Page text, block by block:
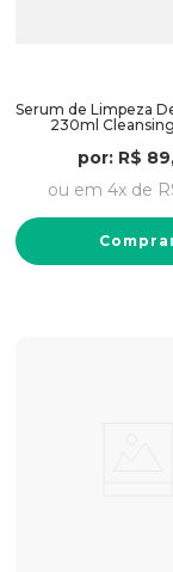
Serum de Limpeza
230ml
por: R$ 89
ou em 4x de